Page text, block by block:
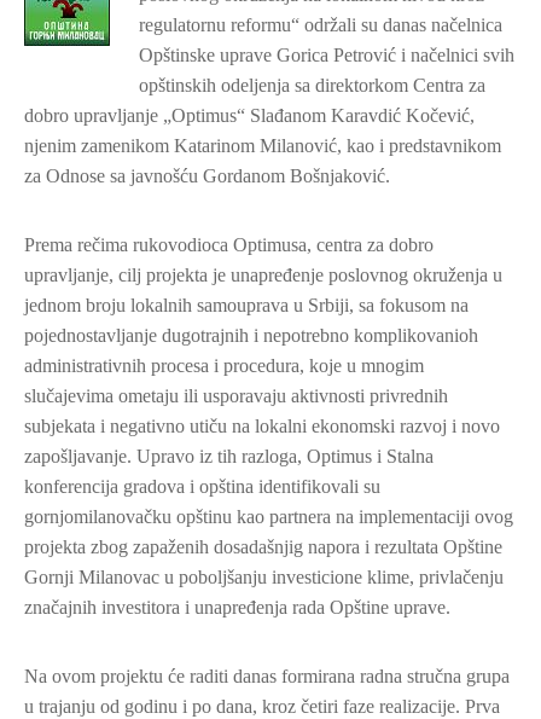
regulatornu reformu“ održali su danas načelnica
Opštinske uprave Gorica Petrović i načelnici svih
opštinskih odeljenja sa direktorkom Centra za
dobro upravljanje „Optimus“ Slađanom Karavdić Kočević,
njenim zamenikom Katarinom Milanović, kao i predstavnikom
za Odnose sa javnošću Gordanom Bošnjaković.
Prema rečima rukovodioca Optimusa, centra za dobro
upravljanje, cilj projekta je unapređenje poslovnog okruženja u
jednom broju lokalnih samouprava u Srbiji, sa fokusom na
pojednostavljanje dugotrajnih i nepotrebno komplikovanioh
administrativnih procesa i procedura, koje u mnogim
slučajevima ometaju ili usporavaju aktivnosti privrednih
subjekata i negativno utiču na lokalni ekonomski razvoj i novo
zapošljavanje. Upravo iz tih razloga, Optimus i Stalna
konferencija gradova i opština identifikovali su
gornjomilanovačku opštinu kao partnera na implementaciji ovog
projekta zbog zapaženih dosadašnjig napora i rezultata Opštine
Gornji Milanovac u poboljšanju investicione klime, privlačenju
značajnih investitora i unapređenja rada Opštine uprave.
Na ovom projektu će raditi danas formirana radna stručna grupa
u trajanju od godinu i po dana, kroz četiri faze realizacije. Prva